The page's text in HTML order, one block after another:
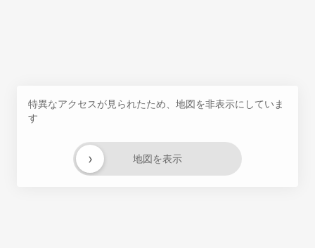
特異なアクセスが見られたため、地図を非表示にしていま
す
地図を表示
›